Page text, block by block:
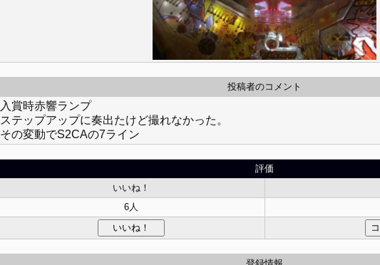
投稿者のコメント
入賞時赤響ランプ
ステップアップに奏出たけど撮れなかった。
その変動でS2CAの7ライン
評価
いいね！
6人